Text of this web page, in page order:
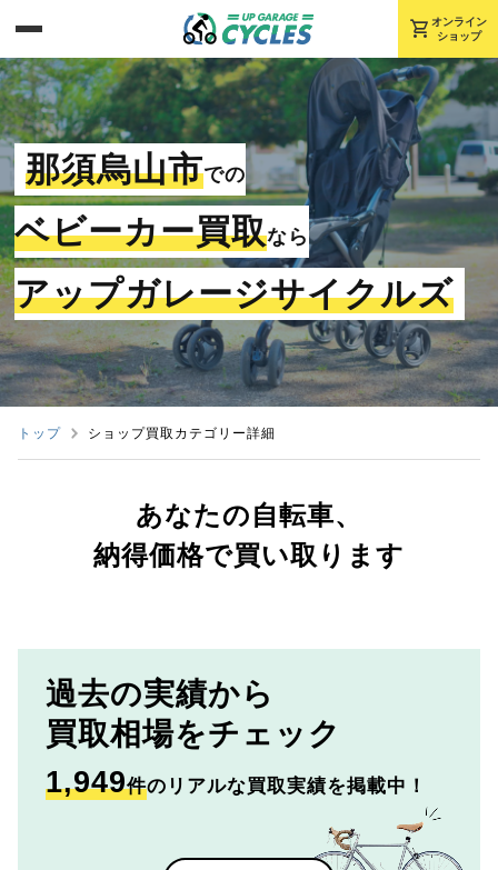
shopping_cart オンライン
ショップ
那須烏山市での
ベビーカー買取なら
アップガレージサイクルズ
トップ ショップ買取カテゴリー詳細
あなたの自転車、
納得価格で買い取ります
過去の実績から
買取相場をチェック
1,949件のリアルな買取実績を掲載中！